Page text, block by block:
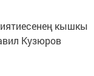
кышкы
Кузюров